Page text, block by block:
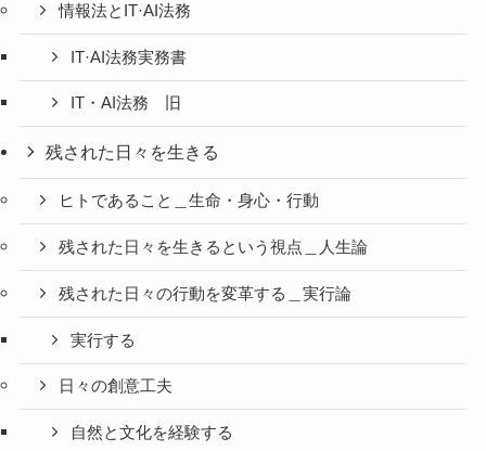
情報法とIT·AI法務
IT·AI法務実務書
IT・AI法務 旧
残された日々を生きる
ヒトであること＿生命・身心・行動
残された日々を生きるという視点＿人生論
残された日々の行動を変革する＿実行論
実行する
日々の創意工夫
自然と文化を経験する